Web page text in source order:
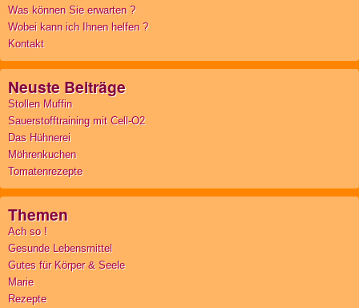
Was können Sie erwarten ?
Wobei kann ich Ihnen helfen ?
Kontakt
Neuste Beiträge
Stollen Muffin
Sauerstofftraining mit Cell-O2
Das Hühnerei
Möhrenkuchen
Tomatenrezepte
Themen
Ach so !
Gesunde Lebensmittel
Gutes für Körper & Seele
Marie
Rezepte